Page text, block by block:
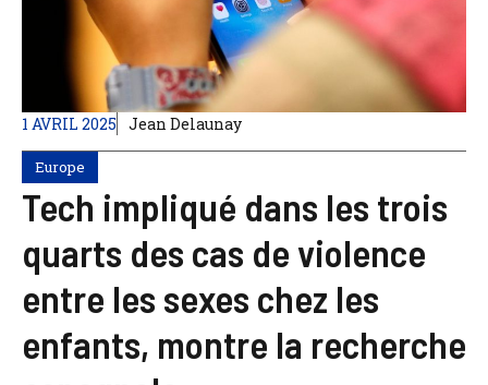
1 AVRIL 2025 Jean Delaunay
Europe
Tech impliqué dans les trois
quarts des cas de violence
entre les sexes chez les
enfants, montre la recherche